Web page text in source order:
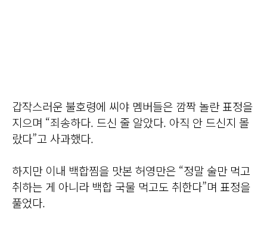
갑작스러운 불호령에 씨야 멤버들은 깜짝 놀란 표정을
지으며 “죄송하다. 드신 줄 알았다. 아직 안 드신지 몰
랐다”고 사과했다.
하지만 이내 백합찜을 맛본 허영만은 “정말 술만 먹고
취하는 게 아니라 백합 국물 먹고도 취한다”며 표정을
풀었다.